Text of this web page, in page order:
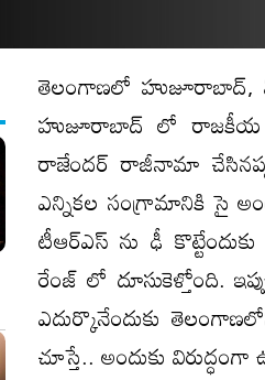
తెలంగాణ‌లో హుజూరాబాద్‌,
హుజూరాబాద్ లో రాజ‌కీయ
రాజేంద‌ర్ రాజీనామా
ఎన్నిక‌ల సంగ్రామానికి సై
టీఆర్ఎస్ ను ఢీ
రేంజ్ లో దూసుకెళ్తోంది.
ఎదుర్కొనేందుకు
చూస్తే.. అందుకు విరుద్ధంగా